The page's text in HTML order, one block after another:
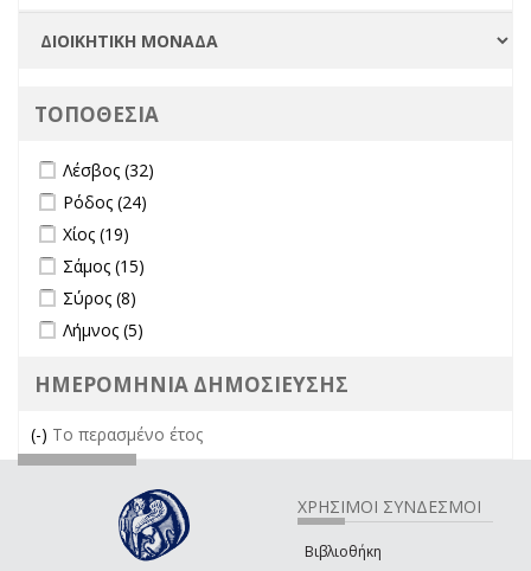
ΤΟΠΟΘΕΣΙΑ
Apply Λέσβος filter
Λέσβος (32)
Apply Ρόδος filter
Ρόδος (24)
Apply Χίος filter
Χίος (19)
Apply Σάμος filter
Σάμος (15)
Apply Σύρος filter
Σύρος (8)
Apply Λήμνος filter
Λήμνος (5)
ΗΜΕΡΟΜΗΝΙΑ ΔΗΜΟΣΙΕΥΣΗΣ
(-) Remove Το περασμένο έτος filter
Το περασμένο έτος
ΧΡΗΣΙΜΟΙ ΣΥΝΔΕΣΜΟΙ
Βιβλιοθήκη